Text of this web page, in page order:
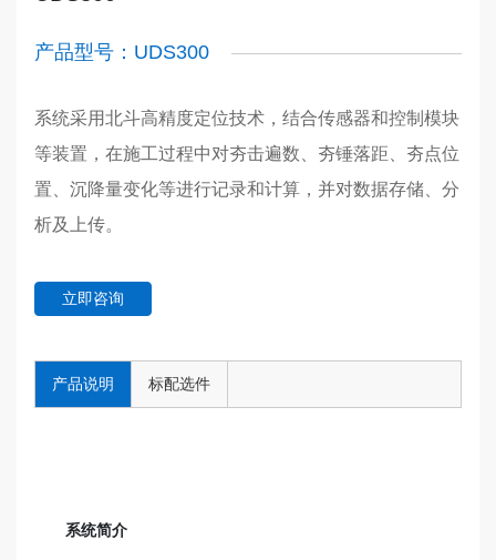
产品型号：UDS300
系统采用北斗高精度定位技术，结合传感器和控制模块
等装置，在施工过程中对夯击遍数、夯锤落距、夯点位
置、沉降量变化等进行记录和计算，并对数据存储、分
析及上传。
立即咨询
产品说明 标配选件
系统简介